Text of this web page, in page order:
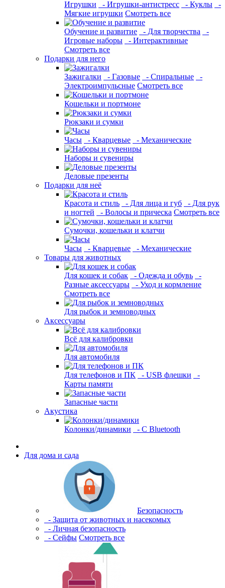
Игрушки - Игрушки-антистресс - Куклы
-
Мягкие игрушки Смотреть все
Обучение и развитие - Для творчества
-
Игровые наборы
- Интерактивные
Смотреть все
Подарки для него
Зажигалки - Газовые - Спиральные
-
Электроимпульсные Смотреть все
Кошельки и портмоне
Рюкзаки и сумки
Часы - Кварцевые - Механические
Наборы и сувениры
Деловые презенты
Подарки для неё
Красота и стиль - Для лица и губ
- Для рук
и ногтей
- Волосы и прическа Смотреть все
Сумочки, кошельки и клатчи
Часы - Кварцевые
- Механические
Товары для животных
Для кошек и собак - Одежда и обувь
-
Разные аксессуары
- Уход и кормление
Смотреть все
Для рыбок и земноводных
Аксессуары
Всё для калибровки
Для автомобиля
Для телефонов и ПК - USB флешки
-
Карты памяти
Запасные части
Акустика
Колонки/динамики - С Bluetooth
Для дома и сада
Безопасность
- Защита от животных и насекомых
- Личная безопасность
- Сейфы Смотреть все